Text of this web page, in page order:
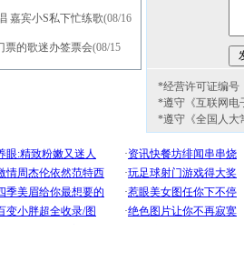
嘉宾小S私下忙练歌(08/16
票的歌迷办签票会(08/15
*经营许可证编号
*遵守《互联网电
*遵守《全国人大